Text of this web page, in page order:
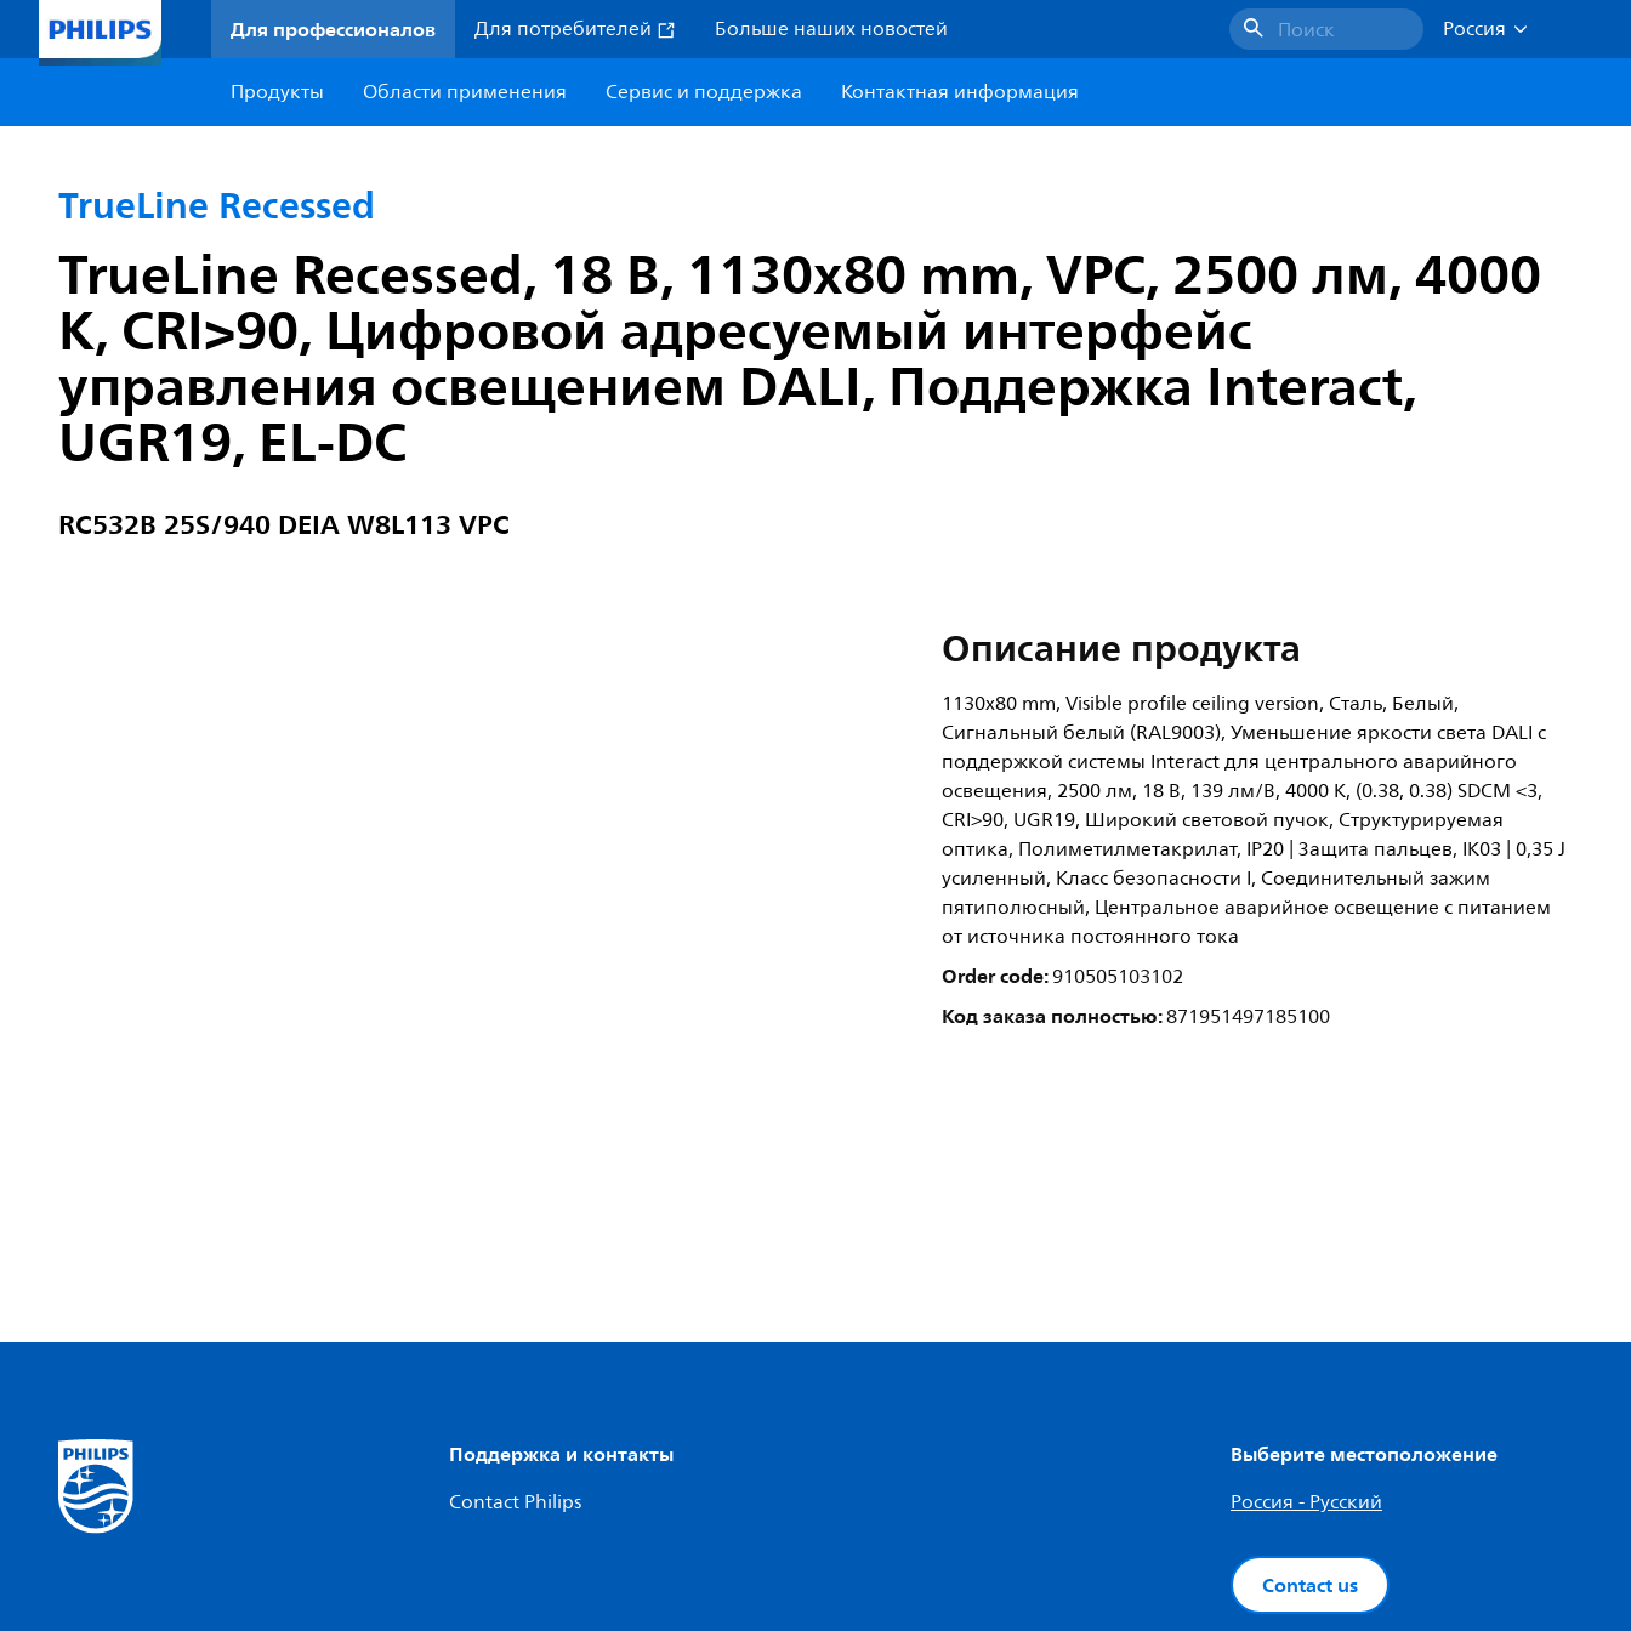
Для профессионалов Для потребителей Больше наших новостей Поиск
Россия
Продукты
Области применения Сервис и поддержка Контактная информация
TrueLine Recessed
TrueLine Recessed, 18 В, 1130x80 mm, VPC, 2500 лм, 4000
K, CRI>90, Цифровой адресуемый интерфейс
управления освещением DALI, Поддержка Interact,
UGR19, EL-DC
RC532B 25S/940 DEIA W8L113 VPC
Описание продукта
1130x80 mm, Visible profile ceiling version, Сталь, Белый,
Сигнальный белый (RAL9003), Уменьшение яркости света DALI с
поддержкой системы Interact для центрального аварийного
освещения, 2500 лм, 18 В, 139 лм/В, 4000 K, (0.38, 0.38) SDCM <3,
CRI>90, UGR19, Широкий световой пучок, Структурируемая
оптика, Полиметилметакрилат, IP20 | Защита пальцев, IK03 | 0,35 J
усиленный, Класс безопасности I, Соединительный зажим
пятиполюсный, Центральное аварийное освещение с питанием
от источника постоянного тока
Order code:910505103102
Код заказа полностью:871951497185100
Поддержка и контакты
Contact Philips
Выберите местоположение
Россия - Русский
Contact us